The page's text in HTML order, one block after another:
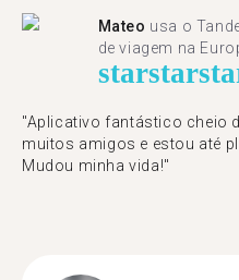
Mateo usa o
de viagem na
starstar
"Aplicativo fantástico cheio
muitos amigos e estou até
Mudou minha vida!"